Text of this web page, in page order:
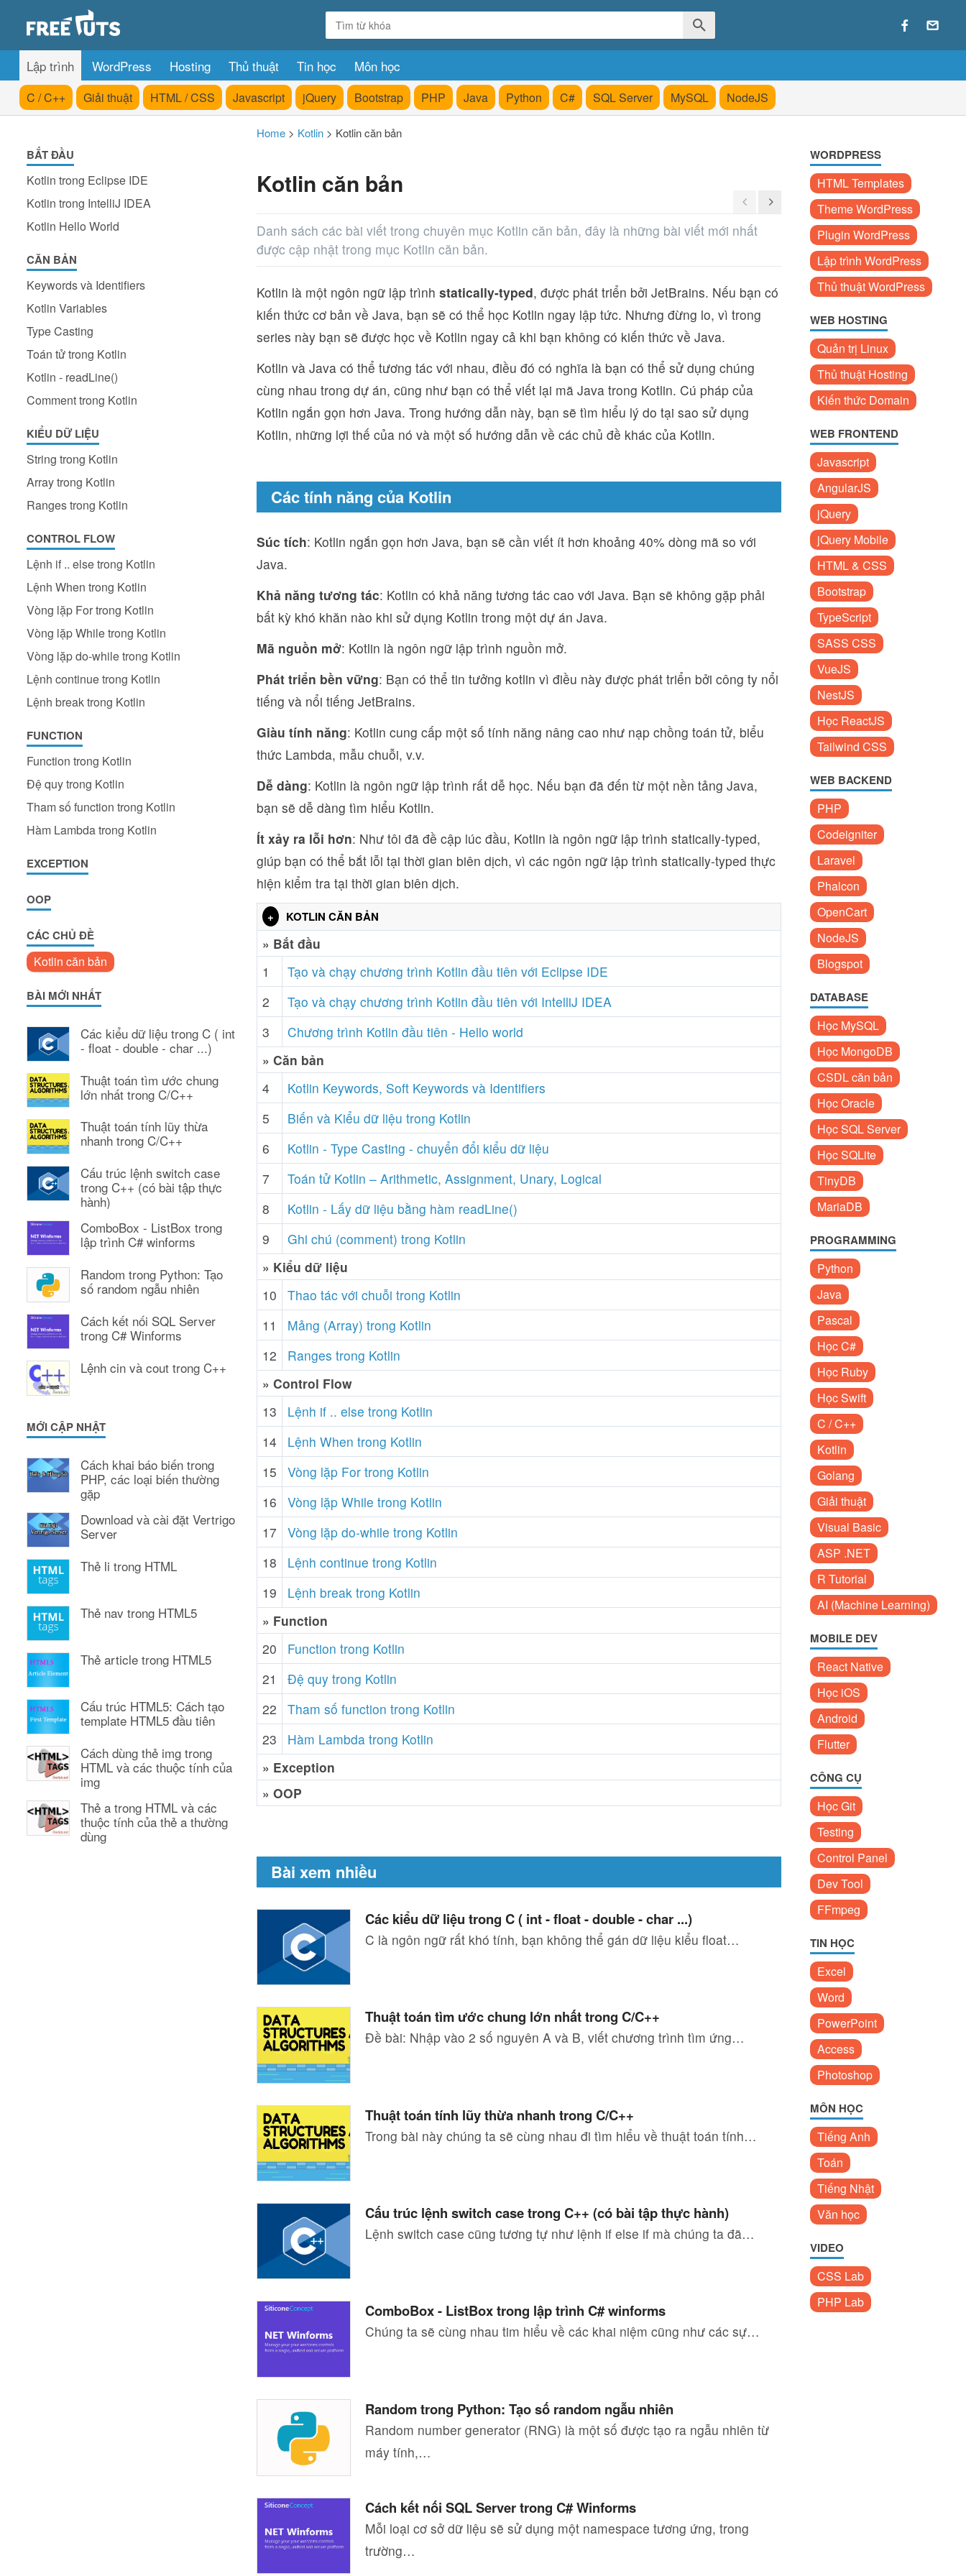
Lập trình WordPress Hosting Thủ thuật Tin học Môn học
C / C++ Giải thuật HTML / CSS Javascript jQuery Bootstrap PHP Java Python C# SQL Server MySQL NodeJS
BẮT ĐẦU
Kotlin trong Eclipse IDE
Kotlin trong IntelliJ IDEA
Kotlin Hello World
CĂN BẢN
Keywords và Identifiers
Kotlin Variables
Type Casting
Toán tử trong Kotlin
Kotlin - readLine()
Comment trong Kotlin
KIỂU DỮ LIỆU
String trong Kotlin
Array trong Kotlin
Ranges trong Kotlin
CONTROL FLOW
Lệnh if .. else trong Kotlin
Lệnh When trong Kotlin
Vòng lặp For trong Kotlin
Vòng lặp While trong Kotlin
Vòng lặp do-while trong Kotlin
Lệnh continue trong Kotlin
Lệnh break trong Kotlin
FUNCTION
Function trong Kotlin
Đệ quy trong Kotlin
Tham số function trong Kotlin
Hàm Lambda trong Kotlin
EXCEPTION
OOP
CÁC CHỦ ĐỀ
Kotlin căn bản
BÀI MỚI NHẤT
Các kiểu dữ liệu trong C ( int
- float - double - char ...)
Thuật toán tìm ước chung
lớn nhất trong C/C++
Thuật toán tính lũy thừa
nhanh trong C/C++
Cấu trúc lệnh switch case
trong C++ (có bài tập thực
hành)
ComboBox - ListBox trong
lập trình C# winforms
Random trong Python: Tạo
số random ngẫu nhiên
Cách kết nối SQL Server
trong C# Winforms
Lệnh cin và cout trong C++
MỚI CẬP NHẬT
Cách khai báo biến trong
PHP, các loại biến thường
gặp
Download và cài đặt Vertrigo
Server
Thẻ li trong HTML
Thẻ nav trong HTML5
Thẻ article trong HTML5
Cấu trúc HTML5: Cách tạo
template HTML5 đầu tiên
Cách dùng thẻ img trong
HTML và các thuộc tính của
img
Thẻ a trong HTML và các
thuộc tính của thẻ a thường
dùng
Home > Kotlin > Kotlin căn bản
Kotlin căn bản
Danh sách các bài viết trong chuyên mục Kotlin căn bản, đây là những bài viết mới nhất
được cập nhật trong mục Kotlin căn bản.
Kotlin là một ngôn ngữ lập trình statically-typed, được phát triển bởi JetBrains. Nếu bạn có
kiến thức cơ bản về Java, bạn sẽ có thể học Kotlin ngay lập tức. Nhưng đừng lo, vì trong
series này bạn sẽ được học về Kotlin ngay cả khi bạn không có kiến thức về Java.
Kotlin và Java có thể tương tác với nhau, điều đó có nghĩa là bạn có thể sử dụng chúng
cùng nhau trong dự án, cũng như bạn có thể viết lại mã Java trong Kotlin. Cú pháp của
Kotlin ngắn gọn hơn Java. Trong hướng dẫn này, bạn sẽ tìm hiểu lý do tại sao sử dụng
Kotlin, những lợi thế của nó và một số hướng dẫn về các chủ đề khác của Kotlin.
Các tính năng của Kotlin
Súc tích: Kotlin ngắn gọn hơn Java, bạn sẽ cần viết ít hơn khoảng 40% dòng mã so với
Java.
Khả năng tương tác: Kotlin có khả năng tương tác cao với Java. Bạn sẽ không gặp phải
bất kỳ khó khăn nào khi sử dụng Kotlin trong một dự án Java.
Mã nguồn mở: Kotlin là ngôn ngữ lập trình nguồn mở.
Phát triển bền vững: Bạn có thể tin tưởng kotlin vì điều này được phát triển bởi công ty nổi
tiếng và nổi tiếng JetBrains.
Giàu tính năng: Kotlin cung cấp một số tính năng nâng cao như nạp chồng toán tử, biểu
thức Lambda, mẫu chuỗi, v.v.
Dễ dàng: Kotlin là ngôn ngữ lập trình rất dễ học. Nếu bạn đã đến từ một nền tảng Java,
bạn sẽ dễ dàng tìm hiểu Kotlin.
Ít xảy ra lỗi hơn: Như tôi đã đề cập lúc đầu, Kotlin là ngôn ngữ lập trình statically-typed,
giúp bạn có thể bắt lỗi tại thời gian biên dịch, vì các ngôn ngữ lập trình statically-typed thực
hiện kiểm tra tại thời gian biên dịch.
+ KOTLIN CĂN BẢN
» Bắt đầu
1
Tạo và chạy chương trình Kotlin đầu tiên với Eclipse IDE
2
Tạo và chạy chương trình Kotlin đầu tiên với IntelliJ IDEA
3
Chương trình Kotlin đầu tiên - Hello world
» Căn bản
4
Kotlin Keywords, Soft Keywords và Identifiers
5
Biến và Kiểu dữ liệu trong Kotlin
6
Kotlin - Type Casting - chuyển đổi kiểu dữ liệu
7
Toán tử Kotlin – Arithmetic, Assignment, Unary, Logical
8
Kotlin - Lấy dữ liệu bằng hàm readLine()
9
Ghi chú (comment) trong Kotlin
» Kiểu dữ liệu
10
Thao tác với chuỗi trong Kotlin
11
Mảng (Array) trong Kotlin
12
Ranges trong Kotlin
» Control Flow
13
Lệnh if .. else trong Kotlin
14
Lệnh When trong Kotlin
15
Vòng lặp For trong Kotlin
16
Vòng lặp While trong Kotlin
17
Vòng lặp do-while trong Kotlin
18
Lệnh continue trong Kotlin
19
Lệnh break trong Kotlin
» Function
20
Function trong Kotlin
21
Đệ quy trong Kotlin
22
Tham số function trong Kotlin
23
Hàm Lambda trong Kotlin
» Exception
» OOP
Bài xem nhiều
Các kiểu dữ liệu trong C ( int - float - double - char ...)
C là ngôn ngữ rất khó tính, bạn không thể gán dữ liệu kiểu float…
Thuật toán tìm ước chung lớn nhất trong C/C++
Đề bài: Nhập vào 2 số nguyên A và B, viết chương trình tìm ứng…
Thuật toán tính lũy thừa nhanh trong C/C++
Trong bài này chúng ta sẽ cùng nhau đi tìm hiểu về thuật toán tính…
Cấu trúc lệnh switch case trong C++ (có bài tập thực hành)
Lệnh switch case cũng tương tự như lệnh if else if mà chúng ta đã…
ComboBox - ListBox trong lập trình C# winforms
Chúng ta sẽ cùng nhau tim hiểu về các khai niệm cũng như các sự…
Random trong Python: Tạo số random ngẫu nhiên
Random number generator (RNG) là một số được tạo ra ngẫu nhiên từ
máy tính,…
Cách kết nối SQL Server trong C# Winforms
Mỗi loại cơ sở dữ liệu sẽ sử dụng một namespace tương ứng, trong
trường…
WORDPRESS
HTML Templates
Theme WordPress
Plugin WordPress
Lập trình WordPress
Thủ thuật WordPress
WEB HOSTING
Quản trị Linux
Thủ thuật Hosting
Kiến thức Domain
WEB FRONTEND
Javascript
AngularJS
jQuery
jQuery Mobile
HTML & CSS
Bootstrap
TypeScript
SASS CSS
VueJS
NestJS
Học ReactJS
Tailwind CSS
WEB BACKEND
PHP
Codeigniter
Laravel
Phalcon
OpenCart
NodeJS
Blogspot
DATABASE
Học MySQL
Học MongoDB
CSDL căn bản
Học Oracle
Học SQL Server
Học SQLite
TinyDB
MariaDB
PROGRAMMING
Python
Java
Pascal
Học C#
Học Ruby
Học Swift
C / C++
Kotlin
Golang
Giải thuật
Visual Basic
ASP .NET
R Tutorial
AI (Machine Learning)
MOBILE DEV
React Native
Học iOS
Android
Flutter
CÔNG CỤ
Học Git
Testing
Control Panel
Dev Tool
FFmpeg
TIN HỌC
Excel
Word
PowerPoint
Access
Photoshop
MÔN HỌC
Tiếng Anh
Toán
Tiếng Nhật
Văn học
VIDEO
CSS Lab
PHP Lab